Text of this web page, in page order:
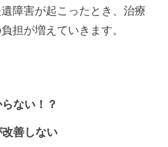
障害が起こったとき、治療
担が増えていきます。
ない！？
善しない